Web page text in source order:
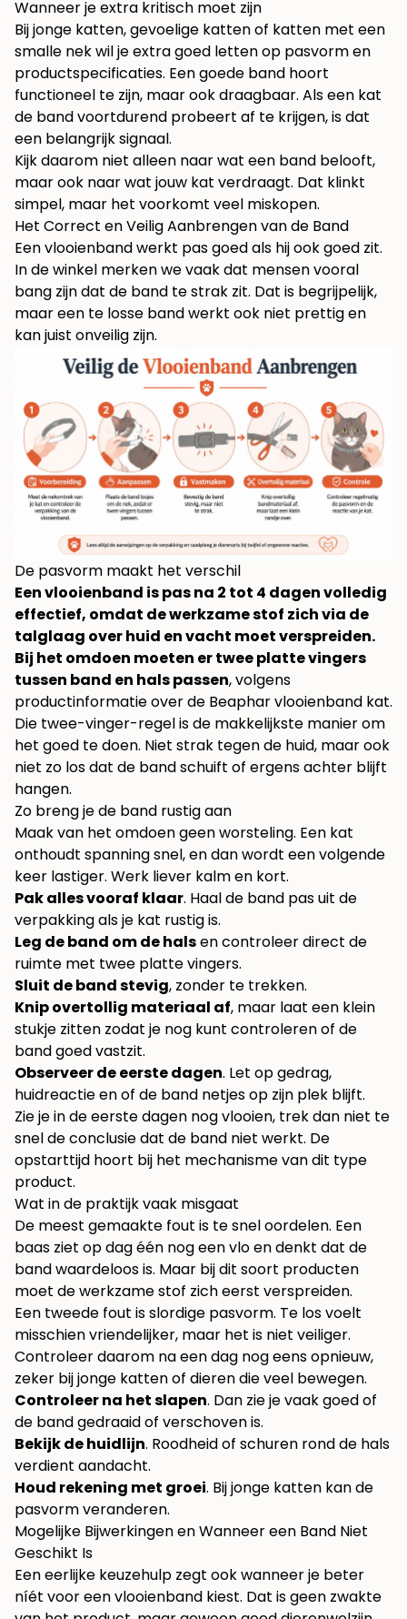
Wanneer je extra kritisch moet zijn
Bij jonge katten, gevoelige katten of katten met een
smalle nek wil je extra goed letten op pasvorm en
productspecificaties. Een goede band hoort
functioneel te zijn, maar ook draagbaar. Als een kat
de band voortdurend probeert af te krijgen, is dat
een belangrijk signaal.
Kijk daarom niet alleen naar wat een band belooft,
maar ook naar wat jouw kat verdraagt. Dat klinkt
simpel, maar het voorkomt veel miskopen.
Het Correct en Veilig Aanbrengen van de Band
Een vlooienband werkt pas goed als hij ook goed zit.
In de winkel merken we vaak dat mensen vooral
bang zijn dat de band te strak zit. Dat is begrijpelijk,
maar een te losse band werkt ook niet prettig en
kan juist onveilig zijn.
De pasvorm maakt het verschil
Een vlooienband is pas na 2 tot 4 dagen volledig
effectief, omdat de werkzame stof zich via de
talglaag over huid en vacht moet verspreiden.
Bij het omdoen moeten er twee platte vingers
tussen band en hals passen, volgens
productinformatie over de Beaphar vlooienband kat.
Die twee-vinger-regel is de makkelijkste manier om
het goed te doen. Niet strak tegen de huid, maar ook
niet zo los dat de band schuift of ergens achter blijft
hangen.
Zo breng je de band rustig aan
Maak van het omdoen geen worsteling. Een kat
onthoudt spanning snel, en dan wordt een volgende
keer lastiger. Werk liever kalm en kort.
Pak alles vooraf klaar. Haal de band pas uit de
verpakking als je kat rustig is.
Leg de band om de halsen controleer direct de
ruimte met twee platte vingers.
Sluit de band stevig, zonder te trekken.
Knip overtollig materiaal af, maar laat een klein
stukje zitten zodat je nog kunt controleren of de
band goed vastzit.
Observeer de eerste dagen. Let op gedrag,
huidreactie en of de band netjes op zijn plek blijft.
Zie je in de eerste dagen nog vlooien, trek dan niet te
snel de conclusie dat de band niet werkt. De
opstarttijd hoort bij het mechanisme van dit type
product.
Wat in de praktijk vaak misgaat
De meest gemaakte fout is te snel oordelen. Een
baas ziet op dag één nog een vlo en denkt dat de
band waardeloos is. Maar bij dit soort producten
moet de werkzame stof zich eerst verspreiden.
Een tweede fout is slordige pasvorm. Te los voelt
misschien vriendelijker, maar het is niet veiliger.
Controleer daarom na een dag nog eens opnieuw,
zeker bij jonge katten of dieren die veel bewegen.
Controleer na het slapen. Dan zie je vaak goed of
de band gedraaid of verschoven is.
Bekijk de huidlijn. Roodheid of schuren rond de hals
verdient aandacht.
Houd rekening met groei. Bij jonge katten kan de
pasvorm veranderen.
Mogelijke Bijwerkingen en Wanneer een Band Niet
Geschikt Is
Een eerlijke keuzehulp zegt ook wanneer je beter
níét voor een vlooienband kiest. Dat is geen zwakte